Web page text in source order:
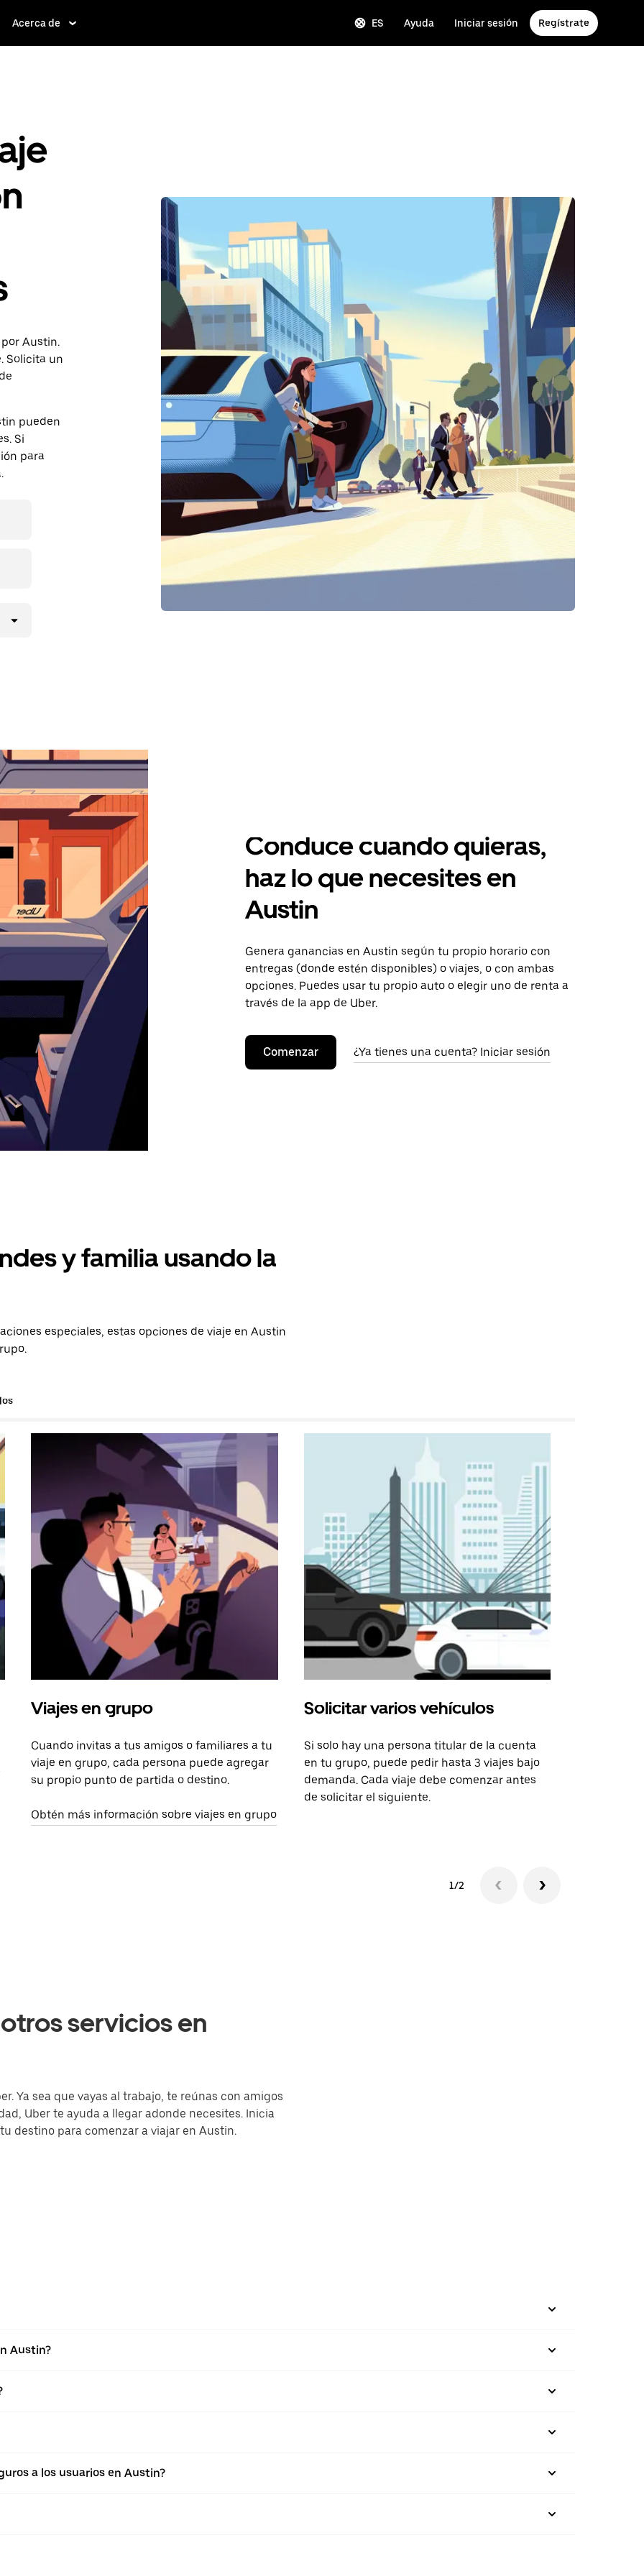
Acerca de ES Ayuda Iniciar sesión Regístrate
Austin.
Solicita un
pueden
Si
para
Conduce cuando quieras,
haz lo que necesites en
Austin
Genera ganancias en Austin según tu propio horario con
entregas (donde estén disponibles) o viajes, o con ambas
opciones. Puedes usar tu propio auto o elegir uno de renta a
través de la app de Uber.
Comenzar ¿Ya tienes una cuenta? Iniciar sesión
y familia usando la
especiales, estas opciones de viaje en Austin
Viajes en grupo
Cuando invitas a tus amigos o familiares a tu
viaje en grupo, cada persona puede agregar
su propio punto de partida o destino.
Obtén más información sobre viajes en grupo
Solicitar varios vehículos
Si solo hay una persona titular de la cuenta
en tu grupo, puede pedir hasta 3 viajes bajo
demanda. Cada viaje debe comenzar antes
de solicitar el siguiente.
1/2
servicios en
Ya sea que vayas al trabajo, te reúnas con amigos
Uber te ayuda a llegar adonde necesites. Inicia
destino para comenzar a viajar en Austin.
Austin?
a los usuarios en Austin?